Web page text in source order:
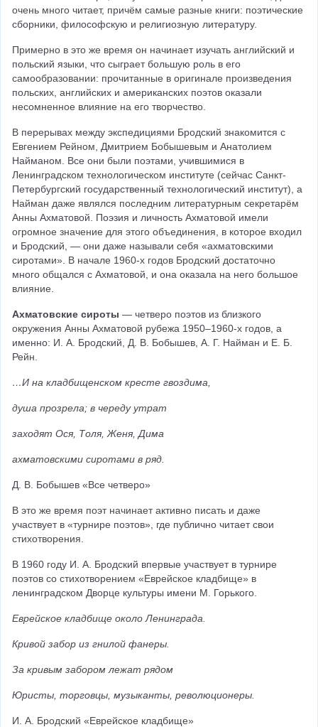
очень много читает, причём самые разные книги: поэтические
сборники, философскую и религиозную литературу.
Примерно в это же время он начинает изучать английский и
польский языки, что сыграет большую роль в его
самообразовании: прочитанные в оригинале произведения
польских, английских и американских поэтов оказали
несомненное влияние на его творчество.
В перерывах между экспедициями Бродский знакомится с
Евгением Рейном, Дмитрием Бобышевым и Анатолием
Найманом. Все они были поэтами, учившимися в
Ленинградском технологическом институте (сейчас Санкт-
Петербургский государственный технологический институт), а
Найман даже являлся последним литературным секретарём
Анны Ахматовой. Поэзия и личность Ахматовой имели
огромное значение для этого объединения, в которое входил
и Бродский, — они даже называли себя «ахматовскими
сиротами». В начале 1960-х годов Бродский достаточно
много общался с Ахматовой, и она оказала на него большое
влияние.
Ахматовские сироты — четверо поэтов из близкого
окружения Анны Ахматовой рубежа 1950–1960-х годов, а
именно: И. А. Бродский, Д. В. Бобышев, А. Г. Найман и Е. Б.
Рейн.
…И на кладбищенском кресте гвоздима,
душа прозрела; в череду утрат
заходят Ося, Толя, Женя, Дима
ахматовскими сиротами в ряд.
Д. В. Бобышев «Все четверо»
В это же время поэт начинает активно писать и даже
участвует в «турнире поэтов», где публично читает свои
стихотворения.
В 1960 году И. А. Бродский впервые участвует в турнире
поэтов со стихотворением «Еврейское кладбище» в
ленинградском Дворце культуры имени М. Горького.
Еврейское кладбище около Ленинграда.
Кривой забор из гнилой фанеры.
За кривым забором лежат рядом
Юристы, торговцы, музыканты, революционеры.
И. А. Бродский «Еврейское кладбище»